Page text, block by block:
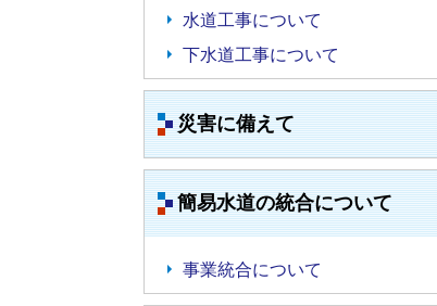
水道工事について
下水道工事について
災害に備えて
簡易水道の統合について
事業統合について